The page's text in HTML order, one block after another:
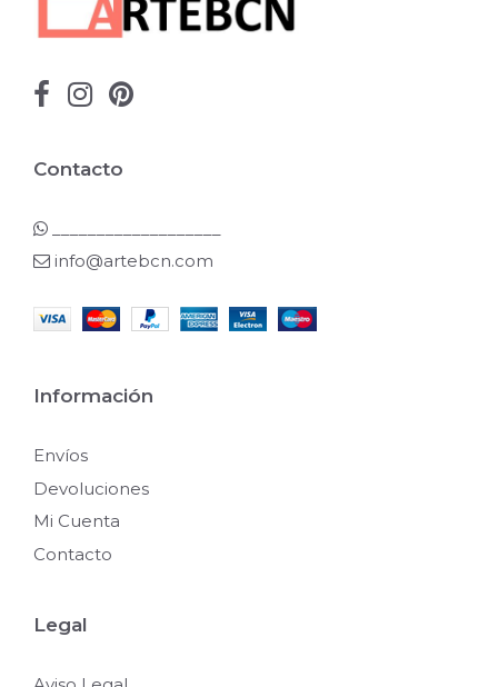
Contacto
info@artebcn.com
Información
Envíos
Devoluciones
Mi Cuenta
Contacto
Legal